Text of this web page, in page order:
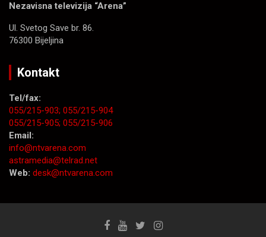
Nezavisna televizija “Arena”
Ul. Svetog Save br. 86.
76300 Bijeljina
Kontakt
Tel/fax:
055/215-903; 055/215-904
055/215-905; 055/215-906
Email:
info@ntvarena.com
astramedia@telrad.net
Web: desk@ntvarena.com